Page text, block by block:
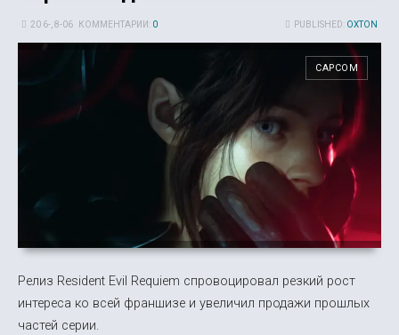
PUBLISHED: OXTON
20 6-, 8-06 КОММЕНТАРИИ: 0
CAPCOM
Релиз Resident Evil Requiem спровоцировал резкий рост
интереса ко всей франшизе и увеличил продажи прошлых
частей серии.